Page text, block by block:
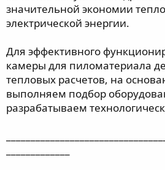
значительной экономии
электрической энергии.
Для эффективного
камеры для пиломатериала
тепловых расчетов, на
выполняем подбор
разрабатываем